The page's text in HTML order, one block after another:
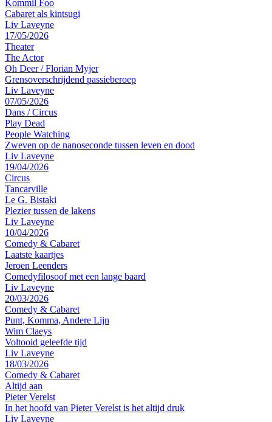
Kommil Foo
Cabaret als kintsugi
Liv Laveyne
17/05/2026
Theater
The Actor
Oh Deer / Florian Myjer
Grensoverschrijdend passieberoep
Liv Laveyne
07/05/2026
Dans /Circus
Play Dead
People Watching
Zweven op de nanoseconde tussen leven en dood
Liv Laveyne
19/04/2026
Circus
Tancarville
Le G. Bistaki
Plezier tussen de lakens
Liv Laveyne
10/04/2026
Comedy & Cabaret
Laatste kaartjes
Jeroen Leenders
Comedyfilosoof met een lange baard
Liv Laveyne
20/03/2026
Comedy & Cabaret
Punt, Komma, Andere Lijn
Wim Claeys
Voltooid geleefde tijd
Liv Laveyne
18/03/2026
Comedy & Cabaret
Altijd aan
Pieter Verelst
In het hoofd van Pieter Verelst is het altijd druk
Liv Laveyne